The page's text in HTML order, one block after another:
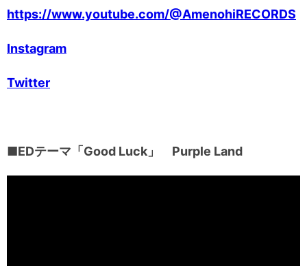
https://www.youtube.com/@AmenohiRECORDS
Instagram
Twitter
■EDテーマ「Good Luck」 Purple Land